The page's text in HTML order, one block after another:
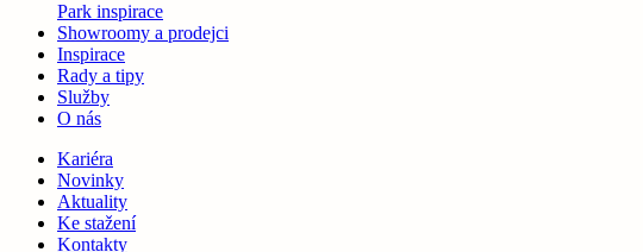
Park inspirace
Showroomy a prodejci
Inspirace
Rady a tipy
Služby
O nás
Kariéra
Novinky
Aktuality
Ke stažení
Kontakty